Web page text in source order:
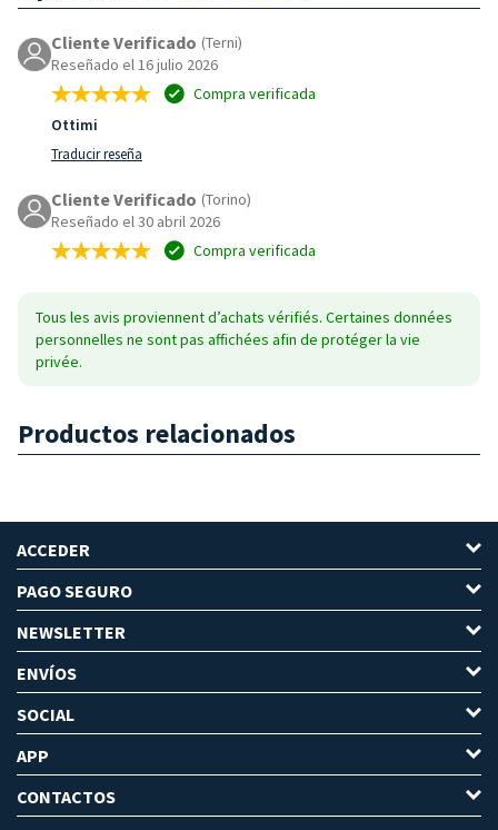
Cliente Verificado (Terni)
Reseñado el 16 julio 2026
Compra verificada
Ottimi
Traducir reseña
Cliente Verificado (Torino)
Reseñado el 30 abril 2026
Compra verificada
Tous les avis proviennent d’achats vérifiés. Certaines données
personnelles ne sont pas affichées afin de protéger la vie
privée.
Productos relacionados
ACCEDER
PAGO SEGURO
NEWSLETTER
ENVÍOS
SOCIAL
APP
CONTACTOS